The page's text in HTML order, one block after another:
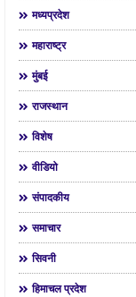
मध्यप्रदेश
महाराष्ट्र
मुंबई
राजस्थान
विशेष
वीडियो
संपादकीय
समाचार
सिवनी
हिमाचल प्रदेश